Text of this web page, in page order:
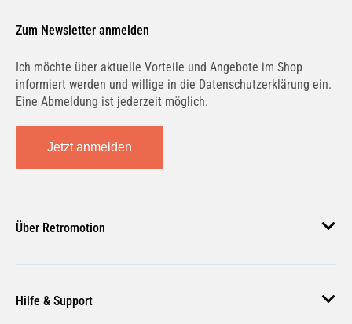
Zum Newsletter anmelden
Ich möchte über aktuelle Vorteile und Angebote im Shop
informiert werden und willige in die Datenschutzerklärung ein.
Eine Abmeldung ist jederzeit möglich.
Jetzt anmelden
Über Retromotion
Unsere Jobs
Hilfe & Support